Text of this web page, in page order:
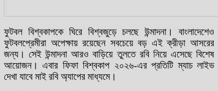
ফুটবল বিশ্বকাপকে ঘিরে বিশ্বজুড়ে চলছে উন্মাদনা। বাংলাদেশেও
ফুটবলপ্রেমীরা অপেক্ষায় রয়েছেন সবচেয়ে বড় এই ক্রীড়া আসরের
জন্য। সেই উন্মাদনা আরও বাড়িয়ে তুলতে রবি নিয়ে এসেছে বিশেষ
আয়োজন। এবার ফিফা বিশ্বকাপ ২০২৬-এর প্রতিটি ম্যাচ লাইভ
দেখা যাবে মাই রবি অ্যাপের মাধ্যমে।